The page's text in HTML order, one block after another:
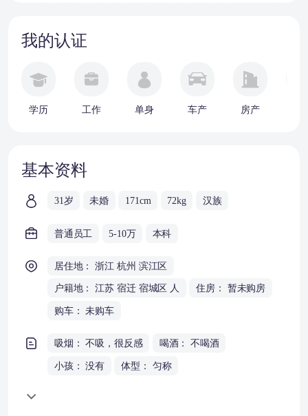
我的认证
学历 工作 单身 车产 房产
基本资料
31岁 未婚 171cm 72kg 汉族
普通员工 5-10万 本科
居住地： 浙江 杭州 滨江区
户籍地： 江苏 宿迁 宿城区 人 住房： 暂未购房
购车： 未购车
吸烟： 不吸，很反感 喝酒： 不喝酒
小孩： 没有 体型： 匀称